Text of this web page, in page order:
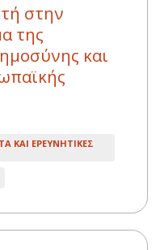
στην
της
και
ΚΑΙ ΕΡΕΥΝΗΤΙΚΕΣ